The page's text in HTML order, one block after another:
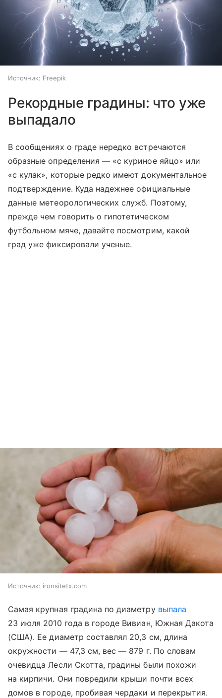
Источник: Freepik
Рекордные градины: что уже
выпадало
В сообщениях о граде нередко встречаются
образные определения — «с куриное яйцо» или
«с кулак», которые редко имеют документальное
подтверждение. Куда надежнее официальные
данные метеорологических служб. Поэтому,
прежде чем говорить о гипотетическом
футбольном мяче, давайте посмотрим, какой
град уже фиксировали ученые.
Источник: ironsitetx.com
Самая крупная градина по диаметру выпала
23 июля 2010 года в городе Вивиан, Южная Дакота
(США). Ее диаметр составлял 20,3 см, длина
окружности — 47,3 см, вес — 879 г. По словам
очевидца Лесли Скотта, градины были похожи
на кирпичи. Они повредили крыши почти всех
домов в городе, пробивая чердаки и перекрытия.